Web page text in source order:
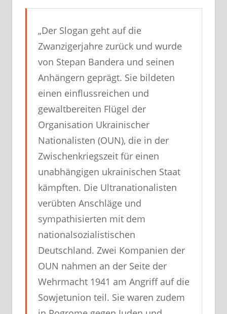
„Der Slogan geht auf die
Zwanzigerjahre zurück und wurde
von Stepan Bandera und seinen
Anhängern geprägt. Sie bildeten
einen einflussreichen und
gewaltbereiten Flügel der
Organisation Ukrainischer
Nationalisten (OUN), die in der
Zwischenkriegszeit für einen
unabhängigen ukrainischen Staat
kämpften. Die Ultranationalisten
verübten Anschläge und
sympathisierten mit dem
nationalsozialistischen
Deutschland. Zwei Kompanien der
OUN nahmen an der Seite der
Wehrmacht 1941 am Angriff auf die
Sowjetunion teil. Sie waren zudem